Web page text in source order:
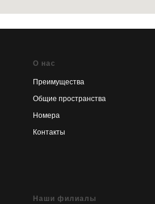
О нас
Преимущества
Общие пространства
Номера
Контакты
Наши филиалы